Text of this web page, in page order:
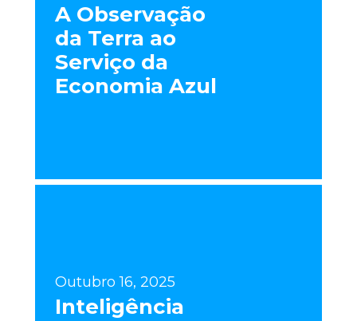
A Observação
da Terra ao
Serviço da
Economia Azul
Outubro 16, 2025
Inteligência